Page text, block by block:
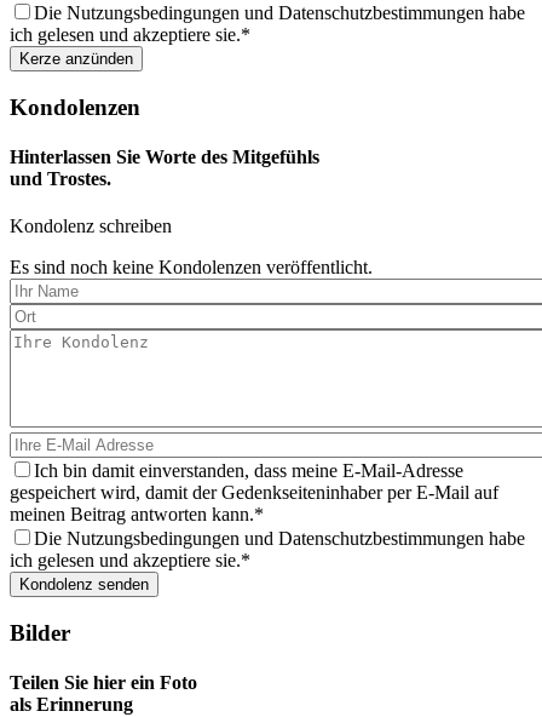
Die Nutzungsbedingungen und Datenschutzbestimmungen habe
ich gelesen und akzeptiere sie.
Kondolenzen
Hinterlassen Sie Worte des Mitgefühls
und Trostes.
Kondolenz schreiben
Es sind noch keine Kondolenzen veröffentlicht.
Ich bin damit einverstanden, dass meine E-Mail-Adresse
gespeichert wird, damit der Gedenkseiteninhaber per E-Mail auf
meinen Beitrag antworten kann.
Die Nutzungsbedingungen und Datenschutzbestimmungen habe
ich gelesen und akzeptiere sie.
Bilder
Teilen Sie hier ein Foto
als Erinnerung